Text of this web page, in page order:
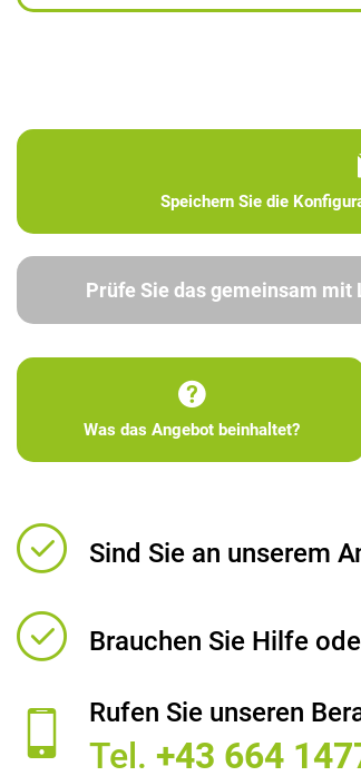
Speichern Sie die
Prüfe Sie das gemeinsam
Was das Angebot beinhaltet?
Sind Sie an unserem
Brauchen Sie Hilfe
Rufen Sie unseren
Tel. +43 664